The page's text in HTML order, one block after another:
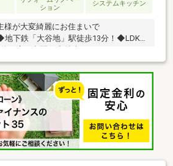
ション
システムキッチン
様が大変綺麗にお住まいで
地下鉄「大谷地」駅徒歩13分！◆LDKは
クロークなど収納豊富！◆暖房は灯
ガスで経済的♪◆駐車2台以上可能！来
！◆カーテン・照明・エアコン・カッ
！◆角部屋で日当りや風通し◎◆リノベ
イン性の高いジョンソンホームズ旧施
内容(2023年施工)全室フローリング・
ッチン・ユニットバス・洗面・トイレ
内窓全箇所交換・ボイラー交換など